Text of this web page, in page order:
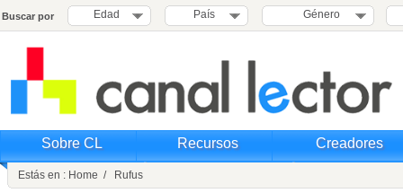
Buscar por Edad País Género
Sobre CL Recursos Creadores
Estás en : Home / Rufus